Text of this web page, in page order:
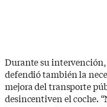
Durante su
defendió también la
mejora del transporte
desincentiven el coche.